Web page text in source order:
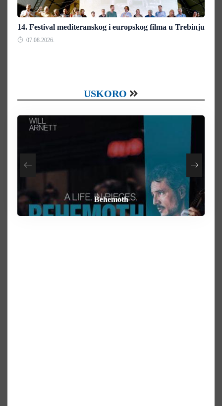
14. Festival mediteranskog i europskog filma u Trebinju
07.08.2026.
USKORO
Heart of the Beast
Behemoth
How To Rob A Bank
By Any Means